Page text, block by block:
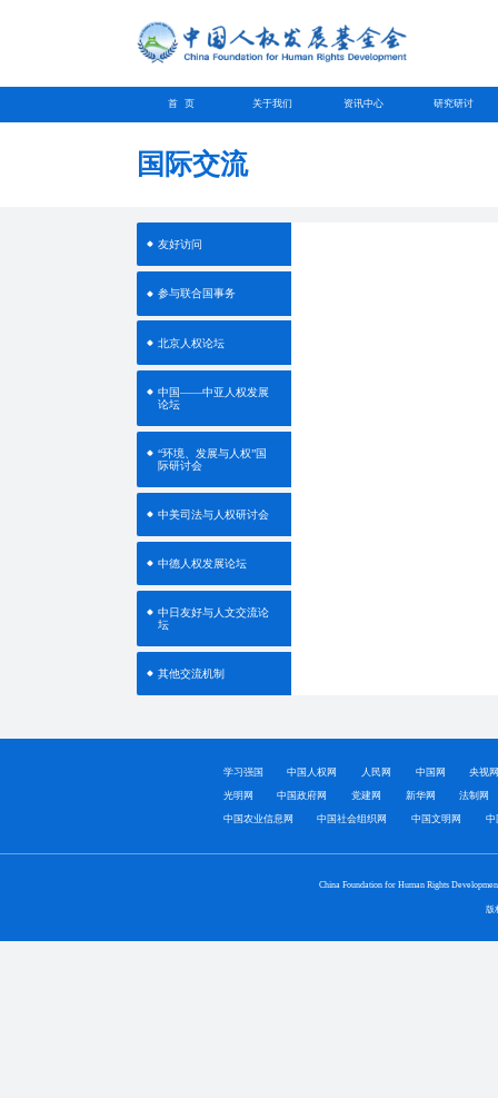
首 页 关于我们 资讯中心 研究研讨
国际交流
友好访问
参与联合国事务
北京人权论坛
中国——中亚人权发展
论坛
“环境、发展与人权”国
际研讨会
中美司法与人权研讨会
中德人权发展论坛
中日友好与人文交流论
坛
其他交流机制
学习强国 中国人权网 人民网 中国网 央视
光明网 中国政府网 党建网 新华网 法制网
中国农业信息网 中国社会组织网 中国文明网 中
China Foundation for Human Rights
版